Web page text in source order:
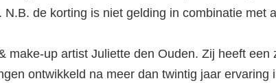
de korting is niet gelding in combinatie met
make-up artist Juliette den Ouden. Zij heeft een
ontwikkeld na meer dan twintig jaar ervaring